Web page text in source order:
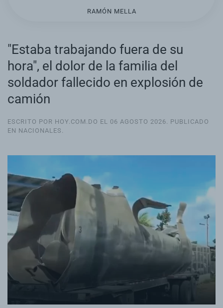
RAMÓN MELLA
"Estaba trabajando fuera de su
hora", el dolor de la familia del
soldador fallecido en explosión de
camión
ESCRITO POR HOY.COM.DO EL 06 AGOSTO 2026. PUBLICADO
EN NACIONALES .